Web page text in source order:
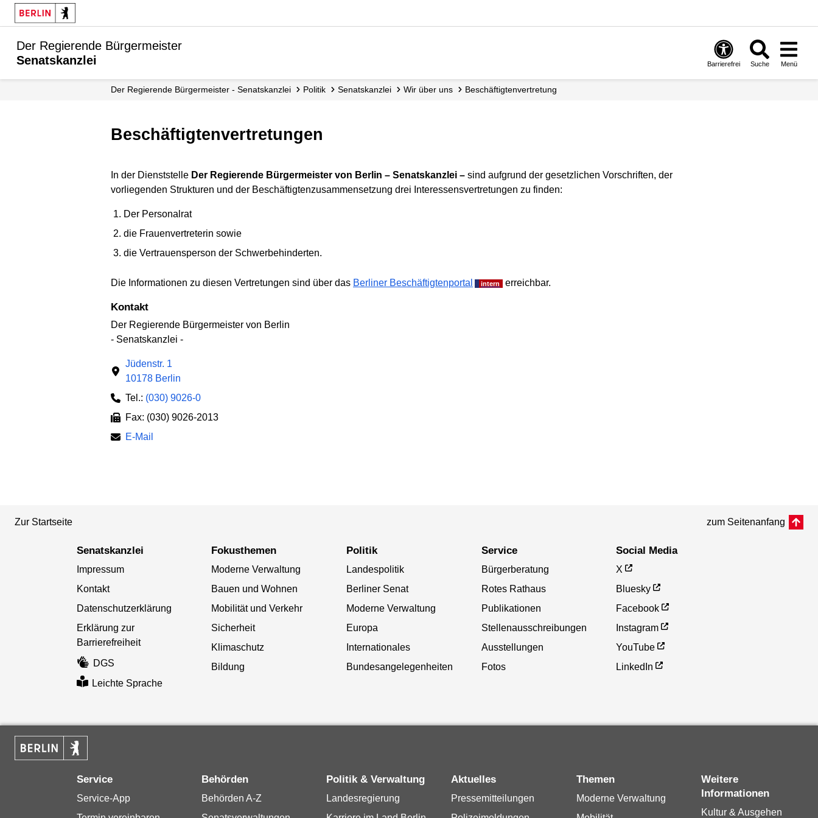
Der Regierende Bürgermeister
Senatskanzlei
Barrierefrei Suche Menü
Der Regierende Bürgermeister - Senatskanzlei Politik Senatskanzlei Wir über uns Beschäftigtenvertretung
Beschäftigten­vertretungen
In der Dienststelle Der Regierende Bürgermeister von Berlin – Senatskanzlei – sind aufgrund der gesetzlichen Vorschriften, der
vorliegenden Strukturen und der Beschäftigtenzusammensetzung drei Interessensvertretungen zu finden:
Der Personalrat
die Frauenvertreterin sowie
die Vertrauensperson der Schwerbehinderten.
Die Informationen zu diesen Vertretungen sind über das Berliner Beschäftigtenportal erreichbar.
Kontakt
Der Regierende Bürgermeister von Berlin
- Senatskanzlei -
Jüdenstr. 1
10178 Berlin
Tel.: (030) 9026-0
Fax: (030) 9026-2013
E-Mail
Zur Startseite zum Seitenanfang
Senatskanzlei
Impressum
Kontakt
Datenschutzerklärung
Erklärung zur
Barrierefreiheit
DGS
Leichte Sprache
Fokusthemen
Moderne Verwaltung
Bauen und Wohnen
Mobilität und Verkehr
Sicherheit
Klimaschutz
Bildung
Politik
Landespolitik
Berliner Senat
Moderne Verwaltung
Europa
Internationales
Bundesangelegenheiten
Service
Bürgerberatung
Rotes Rathaus
Publikationen
Stellenausschreibungen
Ausstellungen
Fotos
Social Media
X
Bluesky
Facebook
Instagram
YouTube
LinkedIn
Service
Service-App
Behörden
Behörden A-Z
Politik & Verwaltung
Landesregierung
Aktuelles
Pressemitteilungen
Themen
Moderne Verwaltung
Weitere
Informationen
Kultur & Ausgehen